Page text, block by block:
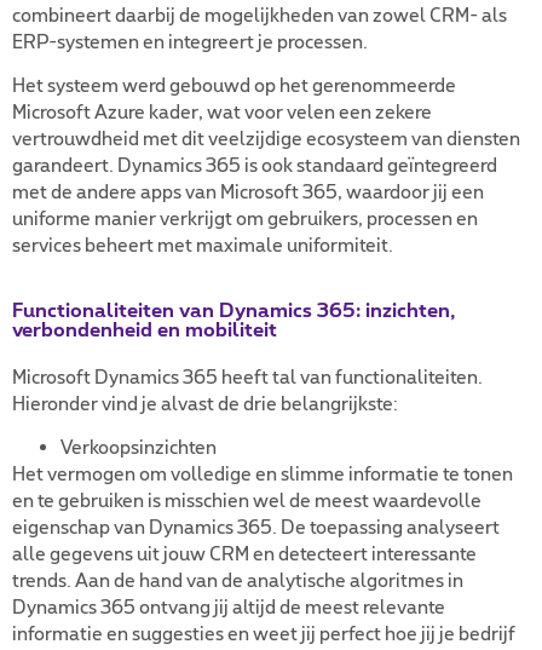
combineert daarbij de mogelijkheden van zowel CRM- als
ERP-systemen en integreert je processen.
Het systeem werd gebouwd op het gerenommeerde
Microsoft Azure kader, wat voor velen een zekere
vertrouwdheid met dit veelzijdige ecosysteem van diensten
garandeert. Dynamics 365 is ook standaard geïntegreerd
met de andere apps van Microsoft 365, waardoor jij een
uniforme manier verkrijgt om gebruikers, processen en
services beheert met maximale uniformiteit.
Functionaliteiten van Dynamics 365: inzichten,
verbondenheid en mobiliteit
Microsoft Dynamics 365 heeft tal van functionaliteiten.
Hieronder vind je alvast de drie belangrijkste:
Verkoopsinzichten
Het vermogen om volledige en slimme informatie te tonen
en te gebruiken is misschien wel de meest waardevolle
eigenschap van Dynamics 365. De toepassing analyseert
alle gegevens uit jouw CRM en detecteert interessante
trends. Aan de hand van de analytische algoritmes in
Dynamics 365 ontvang jij altijd de meest relevante
informatie en suggesties en weet jij perfect hoe jij je bedrijf